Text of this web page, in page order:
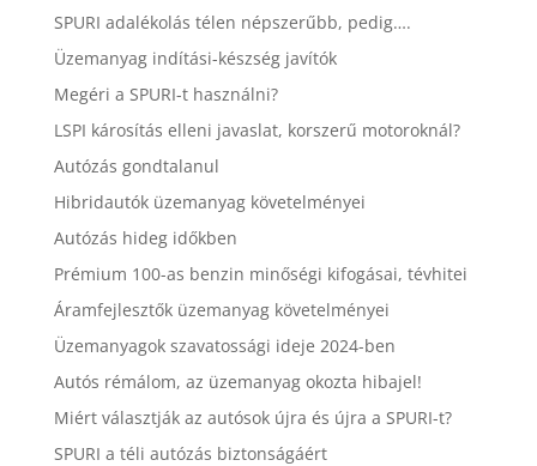
SPURI adalékolás télen népszerűbb, pedig….
Üzemanyag indítási-készség javítók
Megéri a SPURI-t használni?
LSPI károsítás elleni javaslat, korszerű motoroknál?
Autózás gondtalanul
Hibridautók üzemanyag követelményei
Autózás hideg időkben
Prémium 100-as benzin minőségi kifogásai, tévhitei
Áramfejlesztők üzemanyag követelményei
Üzemanyagok szavatossági ideje 2024-ben
Autós rémálom, az üzemanyag okozta hibajel!
Miért választják az autósok újra és újra a SPURI-t?
SPURI a téli autózás biztonságáért